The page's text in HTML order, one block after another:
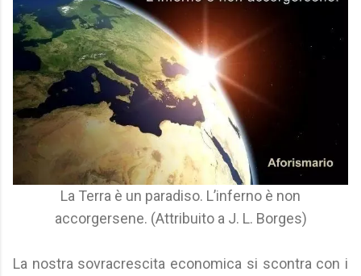
La Terra è un paradiso. L’inferno è non
accorgersene. (Attribuito a J. L. Borges)
La nostra sovracrescita economica si scontra con i